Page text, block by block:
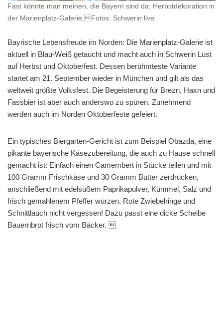
Fast könnte man meinen, die Bayern sind da: Herbstdekoration in
der Marienplatz-Galerie.Fotos: Schwerin live
Bayrische Lebensfreude im Norden: Die Marienplatz-Galerie ist
aktuell in Blau-Weiß getaucht und macht auch in Schwerin Lust
auf Herbst und Oktoberfest. Dessen berühmteste Variante
startet am 21. September wieder in München und gilt als das
weltweit größte Volksfest. Die Begeisterung für Brezn, Haxn und
Fassbier ist aber auch anderswo zu spüren. Zunehmend
werden auch im Norden Oktoberfeste gefeiert.
Ein typisches Biergarten-Gericht ist zum Beispiel Obazda, eine
pikante bayerische Käsezubereitung, die auch zu Hause schnell
gemacht ist: Einfach einen Camembert in Stücke teilen und mit
100 Gramm Frischkäse und 30 Gramm Butter zerdrücken,
anschließend mit edelsüßem Paprikapulver, Kümmel, Salz und
frisch gemahlenem Pfeffer würzen. Rote Zwiebelringe und
Schnittlauch nicht vergessen! Dazu passt eine dicke Scheibe
Bauernbrot frisch vom Bäcker. 